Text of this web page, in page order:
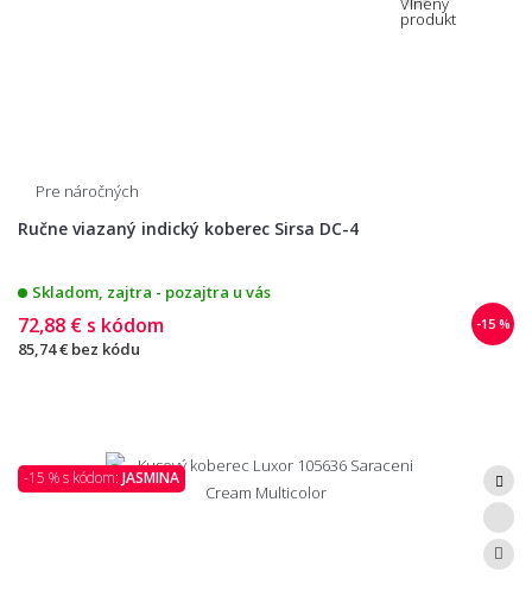
Pre náročných
Ručne viazaný indický koberec Sirsa DC-4
Skladom, zajtra - pozajtra u vás
-15 %
72,88 € s kódom
85,74 € bez kódu
-15 % s kódom: JASMINA